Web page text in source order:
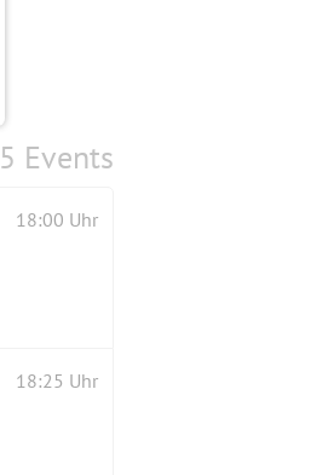
5 Events
18:00 Uhr
18:25 Uhr